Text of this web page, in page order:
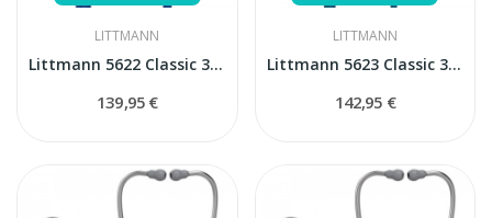
LITTMANN
Littmann 5622 Classic 3 stetoskops
139,95 €
LITTMANN
Littmann 5623 Classic 3 Carribean blue stetoskops
142,95 €